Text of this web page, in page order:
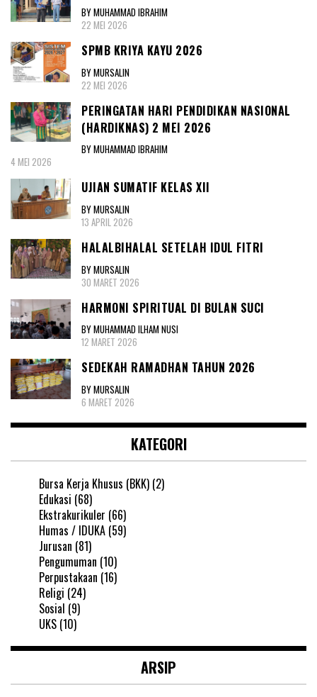
BY MUHAMMAD IBRAHIM
22 MEI 2026
SPMB KRIYA KAYU 2026
BY MURSALIN
22 MEI 2026
PERINGATAN HARI PENDIDIKAN NASIONAL
(HARDIKNAS) 2 MEI 2026
BY MUHAMMAD IBRAHIM
4 MEI 2026
UJIAN SUMATIF KELAS XII
BY MURSALIN
13 APRIL 2026
HALALBIHALAL SETELAH IDUL FITRI
BY MURSALIN
30 MARET 2026
HARMONI SPIRITUAL DI BULAN SUCI
BY MUHAMMAD ILHAM NUSI
12 MARET 2026
SEDEKAH RAMADHAN TAHUN 2026
BY MURSALIN
6 MARET 2026
KATEGORI
Bursa Kerja Khusus (BKK) (2)
Edukasi (68)
Ekstrakurikuler (66)
Humas / IDUKA (59)
Jurusan (81)
Pengumuman (10)
Perpustakaan (16)
Religi (24)
Sosial (9)
UKS (10)
ARSIP